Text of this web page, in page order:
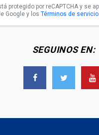
protegido por reCAPTCHA y se
Google y los Términos de servicio
SEGUINOS EN: